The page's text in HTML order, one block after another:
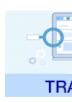
Ngày ban hành:
Số kí hiệu:
Tên: Quyết
được sửa đổi,
trình điện tử
lịch thuộc phạm
thao và Du lịch
Ngày ban hành: